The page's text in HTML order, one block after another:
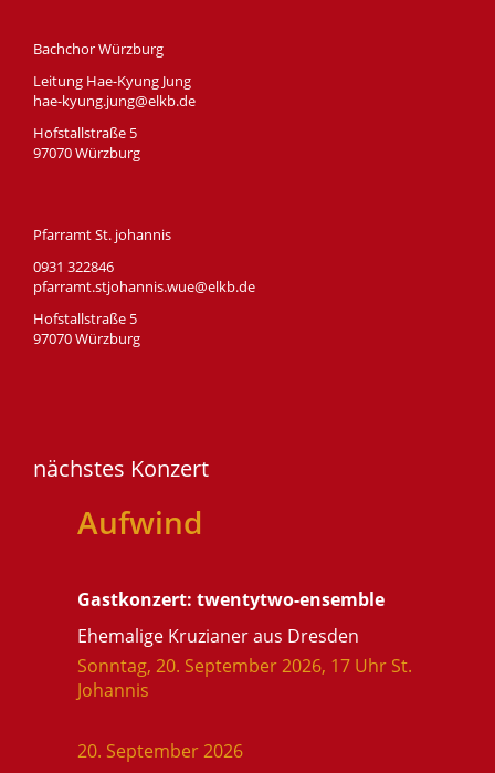
Bachchor Würzburg
Leitung Hae-Kyung Jung
hae-kyung.jung@elkb.de
Hofstallstraße 5
97070 Würzburg
Pfarramt St. johannis
0931 322846
pfarramt.stjohannis.wue@elkb.de
Hofstallstraße 5
97070 Würzburg
nächstes Konzert
Aufwind
Gastkonzert: twentytwo-ensemble
Ehemalige Kruzianer aus Dresden
Sonntag, 20. September 2026, 17 Uhr St.
Johannis
20. September 2026